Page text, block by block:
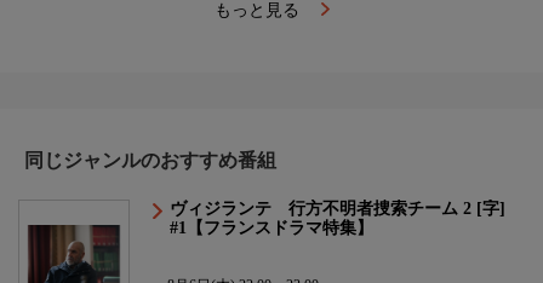
もっと見る
同じジャンルのおすすめ番組
ヴィジランテ 行方不明者捜索チーム 2 [字]
#1【フランスドラマ特集】